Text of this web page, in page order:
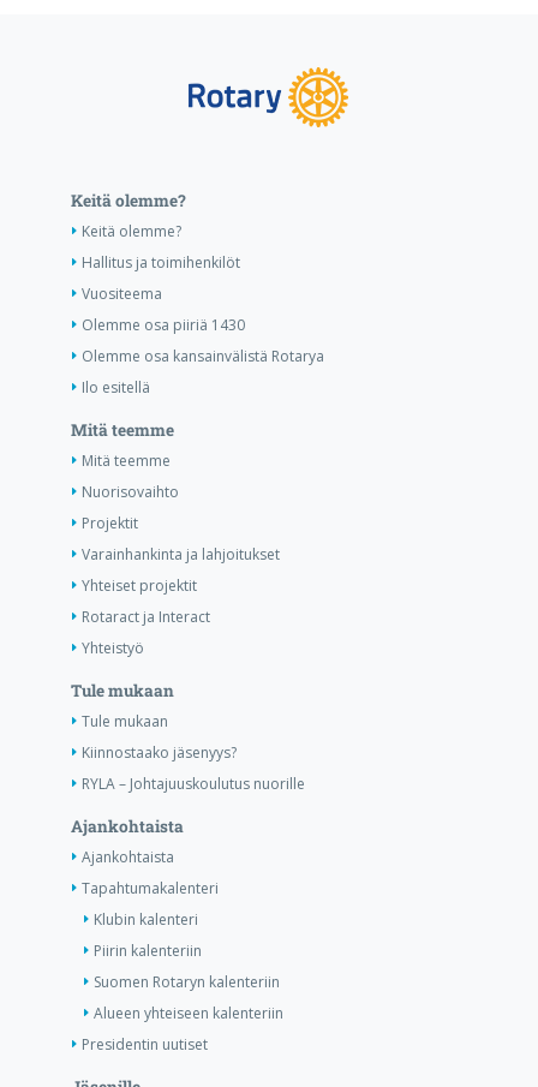
Keitä olemme?
Keitä olemme?
Hallitus ja toimihenkilöt
Vuositeema
Olemme osa piiriä 1430
Olemme osa kansainvälistä Rotarya
Ilo esitellä
Mitä teemme
Mitä teemme
Nuorisovaihto
Projektit
Varainhankinta ja lahjoitukset
Yhteiset projektit
Rotaract ja Interact
Yhteistyö
Tule mukaan
Tule mukaan
Kiinnostaako jäsenyys?
RYLA – Johtajuuskoulutus nuorille
Ajankohtaista
Ajankohtaista
Tapahtumakalenteri
Klubin kalenteri
Piirin kalenteriin
Suomen Rotaryn kalenteriin
Alueen yhteiseen kalenteriin
Presidentin uutiset